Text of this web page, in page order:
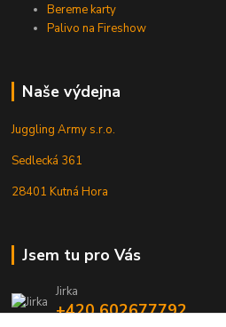
Bereme karty
Palivo na Fireshow
Naše výdejna
Juggling Army s.r.o.
Sedlecká 361
28401 Kutná Hora
Jsem tu pro Vás
Jirka
+420 602677792